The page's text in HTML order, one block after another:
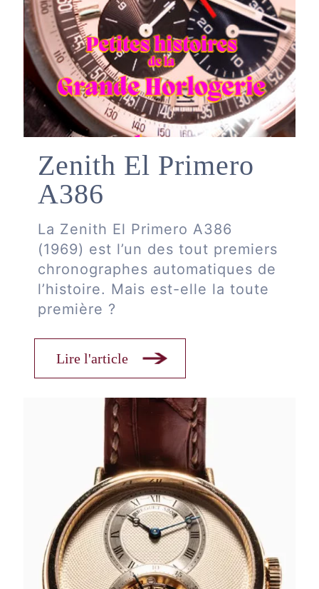
Zenith El Primero
A386
La Zenith El Primero A386
(1969) est l’un des tout premiers
chronographes automatiques de
l’histoire. Mais est-elle la toute
première ?
Lire l'article